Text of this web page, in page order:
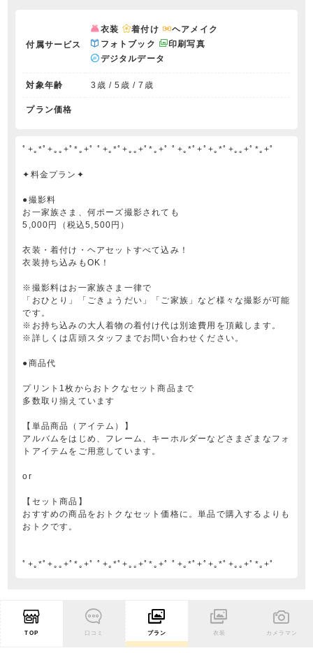
付属サービス
衣装 着付け
ヘアメイク
フォトブック
印刷写真
デジタルデータ
対象年齢 3歳 / 5歳 / 7歳
プラン価格
ﾟ+｡*ﾟ+｡｡+ﾟ*｡+ﾟ ﾟ+｡*ﾟ+｡｡+ﾟ*｡+ﾟ ﾟ+｡*ﾟ+ﾟ+｡*ﾟ+｡｡+ﾟ*｡+ﾟ
✦料金プラン✦
●撮影料
お一家族さま、何ポーズ撮影されても
5,000円（税込5,500円）
衣装・着付け・ヘアセットすべて込み！
衣装持ち込みもOK！
※撮影料はお一家族さま一律で
「おひとり」「ごきょうだい」「ご家族」など様々な撮影が可能
です。
※お持ち込みの大人着物の着付け代は別途費用を頂戴します。
※詳しくは店頭スタッフまでお問い合わせください。
●商品代
プリント1枚からおトクなセット商品まで
多数取り揃えています
【単品商品（アイテム）】
アルバムをはじめ、フレーム、キーホルダーなどさまざまなフォ
トアイテムをご用意しています。
or
【セット商品】
おすすめの商品をおトクなセット価格に。単品で購入するよりも
おトクです。
ﾟ+｡*ﾟ+｡｡+ﾟ*｡+ﾟ ﾟ+｡*ﾟ+｡｡+ﾟ*｡+ﾟ ﾟ+｡*ﾟ+ﾟ+｡*ﾟ+｡｡+ﾟ*｡+ﾟ
TOP 口コミ プラン 衣装 カメラマン